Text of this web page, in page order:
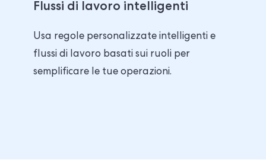
Flussi di lavoro intelligenti
Usa regole personalizzate intelligenti e
flussi di lavoro basati sui ruoli per
semplificare le tue operazioni.